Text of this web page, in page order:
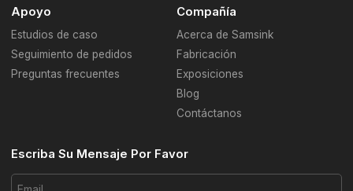
Apoyo
Estudios de caso
Seguimiento de pedidos
Preguntas frecuentes
Compañía
Acerca de Samsink
Fabricación
Exposiciones
Blog
Contáctanos
Escriba Su Mensaje Por Favor